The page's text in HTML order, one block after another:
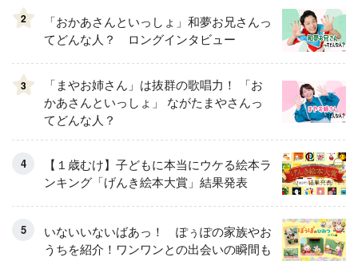
2
「おかあさんといっしょ」和夢お兄さんっ
てどんな人？ ロングインタビュー
3
「まやお姉さん」は抜群の歌唱力！ 「お
かあさんといっしょ」 ながたまやさんっ
てどんな人？
【１歳むけ】子どもに本当にウケる絵本ラ
ンキング「げんき絵本大賞」結果発表
いないいないばあっ！ ぽぅぽの家族やお
うちを紹介！ワンワンとの出会いの瞬間も